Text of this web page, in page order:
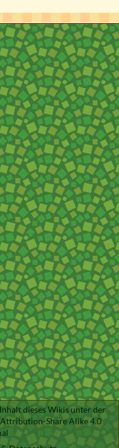
dieses Wikis unter der
Share Alike 4.0